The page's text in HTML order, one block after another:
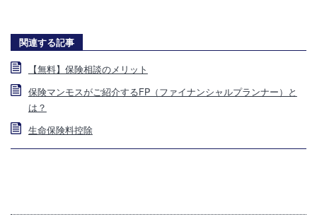
関連する記事
【無料】保険相談のメリット
保険マンモスがご紹介するFP（ファイナンシャルプランナー）と
は？
生命保険料控除